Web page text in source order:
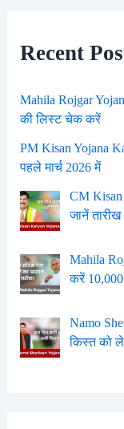
Recent
Mahila Rojgar
की लिस्ट चेक करें
PM Kisan Yojana
पहले मार्च 2026 में
CM Kisan
जानें
Mahila
करें
Namo
किस्त को